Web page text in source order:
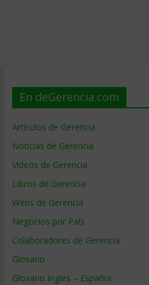
En deGerencia.com
Artículos de Gerencia
Noticias de Gerencia
Videos de Gerencia
Libros de Gerencia
Webs de Gerencia
Negocios por País
Colaboradores de Gerencia
Glosario
Glosario Inglés – Español